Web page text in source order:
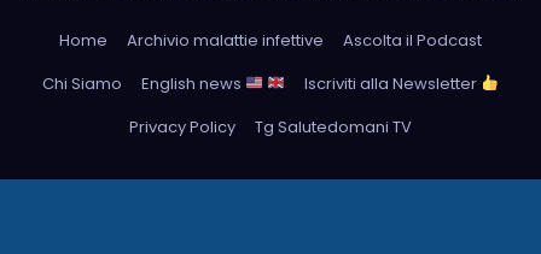
Home Archivio malattie infettive
Ascolta il Podcast
Chi Siamo
English news
Iscriviti alla Newsletter
Privacy Policy
Tg Salutedomani TV